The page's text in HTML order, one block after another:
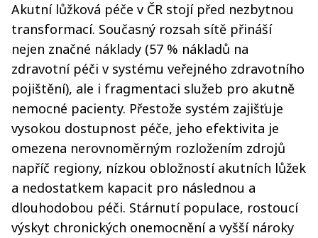
Akutní lůžková péče v ČR stojí před nezbytnou
transformací. Současný rozsah sítě přináší
nejen značné náklady (57 % nákladů na
zdravotní péči v systému veřejného zdravotního
pojištění), ale i fragmentaci služeb pro akutně
nemocné pacienty. Přestože systém zajišťuje
vysokou dostupnost péče, jeho efektivita je
omezena nerovnoměrným rozložením zdrojů
napříč regiony, nízkou obložností akutních lůžek
a nedostatkem kapacit pro následnou a
dlouhodobou péči. Stárnutí populace, rostoucí
výskyt chronických onemocnění a vyšší nároky